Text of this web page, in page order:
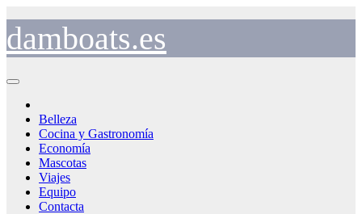
contenido
damboats.es
Belleza
Cocina y Gastronomía
Economía
Mascotas
Viajes
Equipo
Contacta